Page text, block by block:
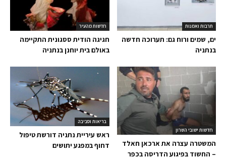
חדשות מהעיר
חגיגה הודית ססגונית התקיימה
באולם בית יוחנן בנתניה
תרבות ואמנות
ים, שמים ורוח גם: תערוכה חדשה
בנתניה
בריאות וסביבה
ראש עיריית נתניה דורשת טיפול
דחוף במפגע יתושים
חדשות ישובי השרון
המשטרה עצרה את ארכאן חאלד
– החשוד בפיגוע הדריסה בכפר